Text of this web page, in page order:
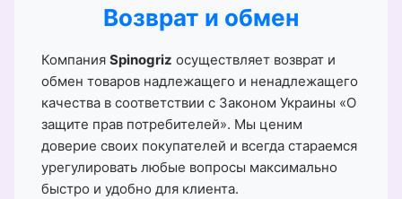
Возврат и обмен
Компания Spinogriz осуществляет возврат и
обмен товаров надлежащего и ненадлежащего
качества в соответствии с Законом Украины «О
защите прав потребителей». Мы ценим
доверие своих покупателей и всегда стараемся
урегулировать любые вопросы максимально
быстро и удобно для клиента.